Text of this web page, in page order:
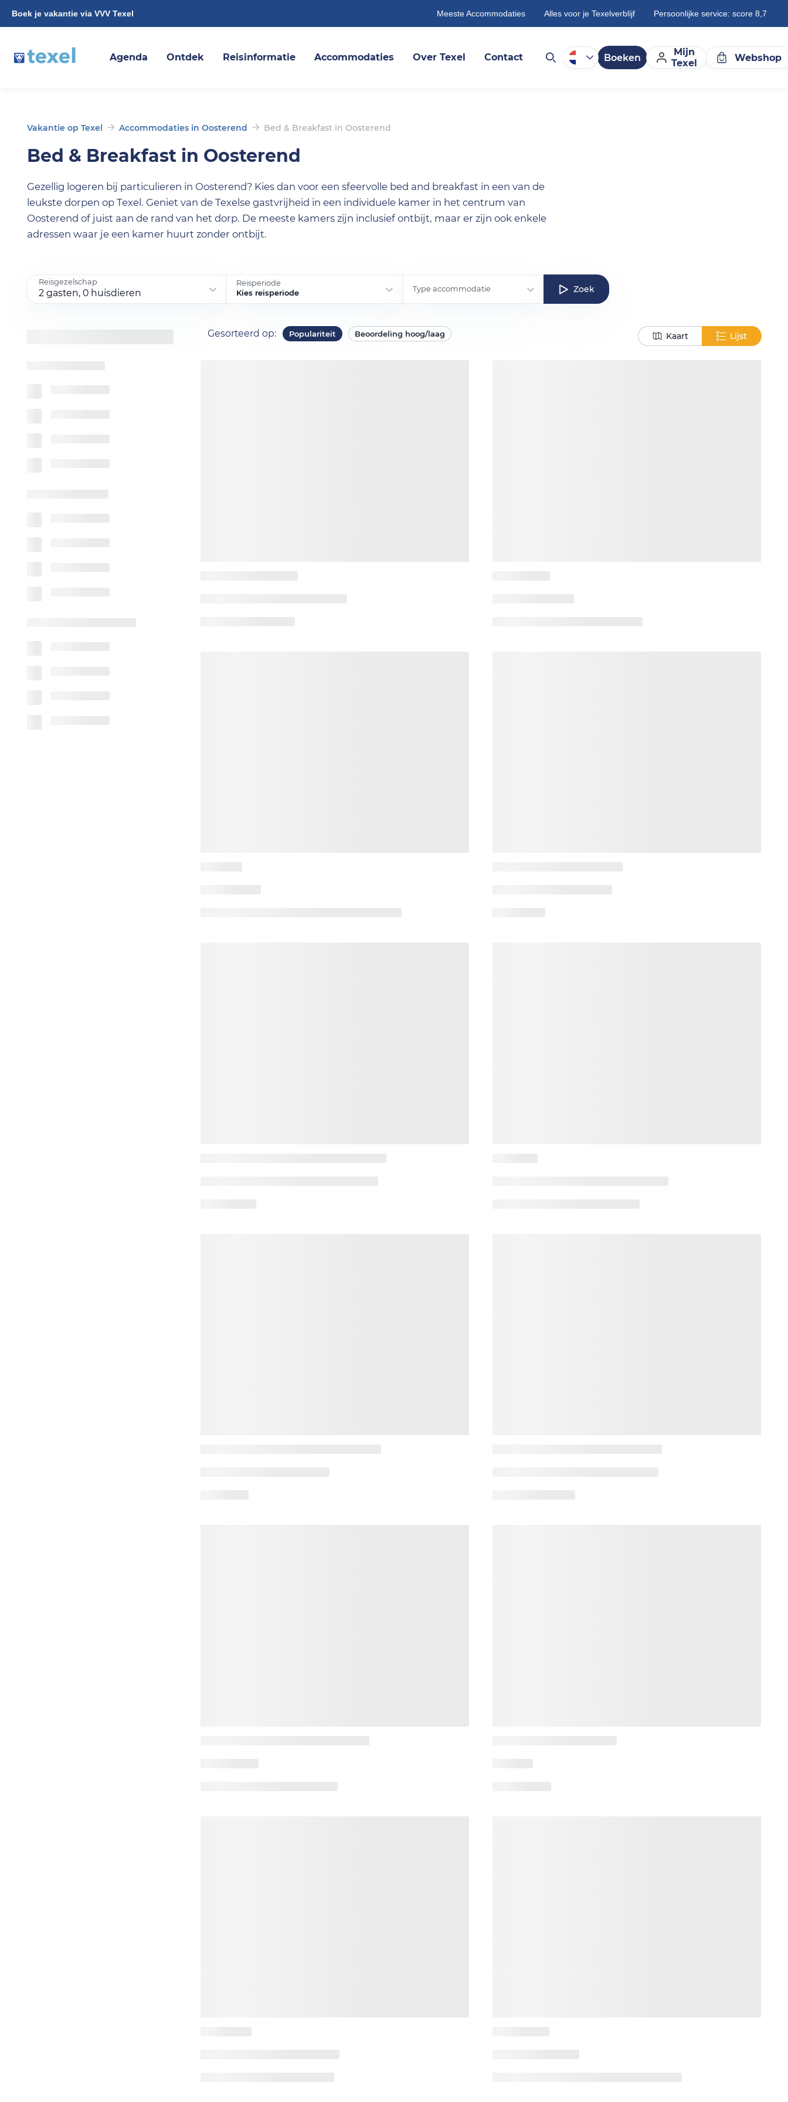
Boek je vakantie via VVV Texel Meeste Accommodaties Alles voor je Texelverblijf Persoonlijke service: score 8,7
Agenda Ontdek Reisinformatie Accommodaties Over Texel Contact Boeken
Mijn
Texel
Webshop
Vakantie op Texel Accommodaties in Oosterend Bed & Breakfast in Oosterend
Bed & Breakfast in Oosterend
Gezellig logeren bij particulieren in Oosterend? Kies dan voor een sfeervolle bed and breakfast in een van de
leukste dorpen op Texel. Geniet van de Texelse gastvrijheid in een individuele kamer in het centrum van
Oosterend of juist aan de rand van het dorp. De meeste kamers zijn inclusief ontbijt, maar er zijn ook enkele
adressen waar je een kamer huurt zonder ontbijt.
Reisgezelschap
2 gasten, 0 huisdieren
Reisperiode
Kies reisperiode
Type accommodatie Zoek
Gesorteerd op: Populariteit Beoordeling hoog/laag Kaart Lijst